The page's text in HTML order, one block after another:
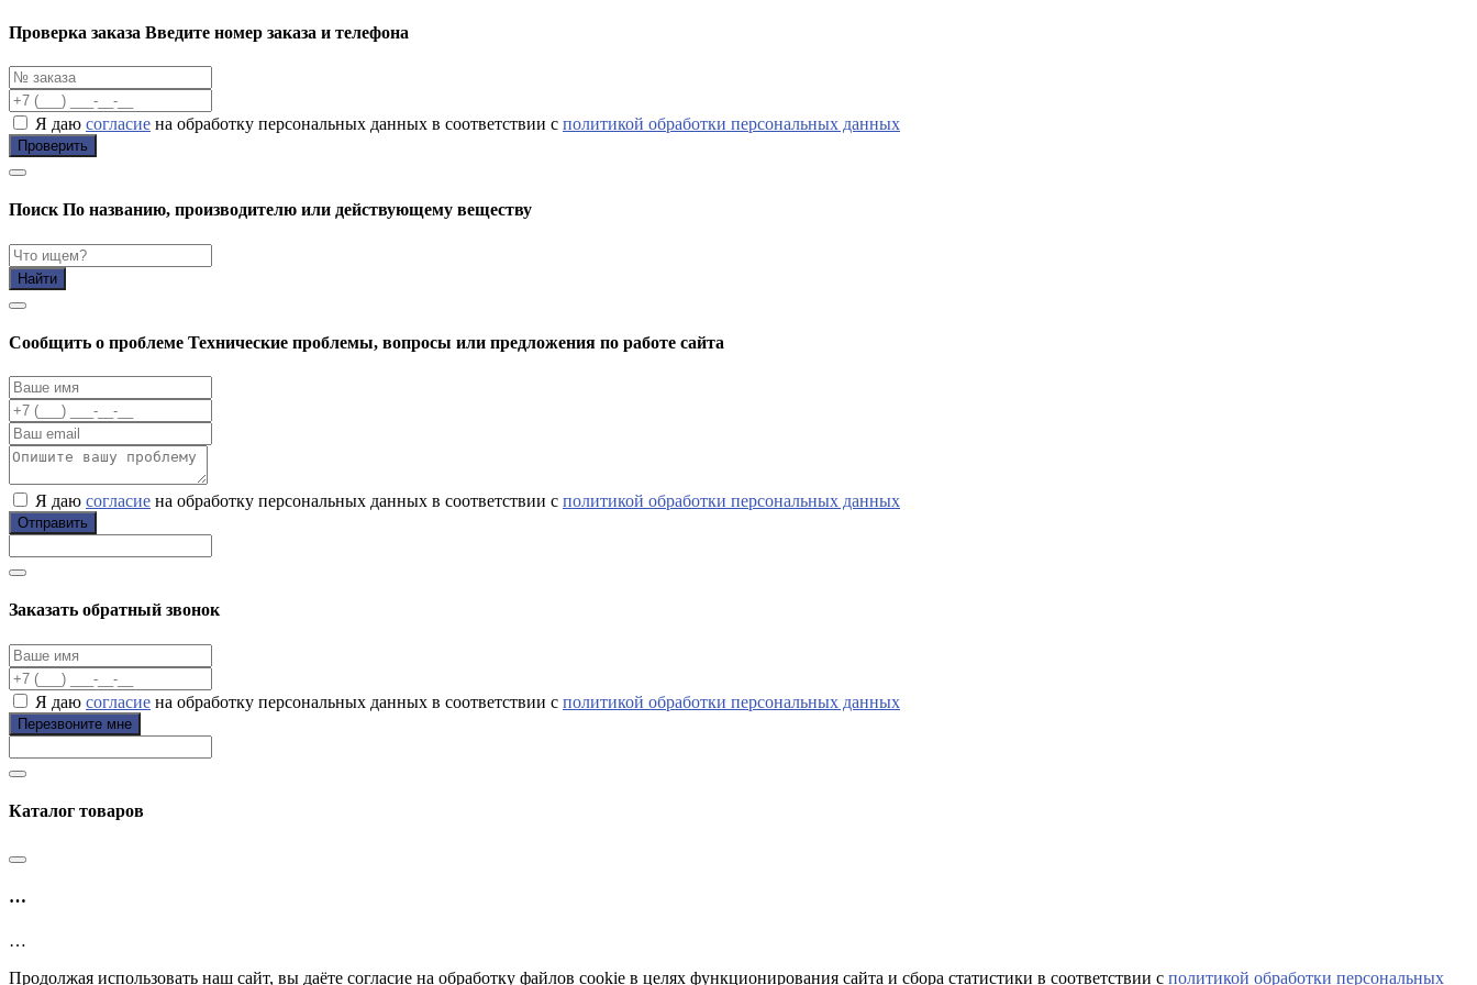
Проверка заказа Введите номер заказа и телефона
Я даю согласие на обработку персональных данных в соответствии с политикой обработки персональных данных
Проверить
Поиск По названию, производителю или действующему веществу
Найти
Cообщить о проблеме Технические проблемы, вопросы или предложения по работе сайта
Я даю согласие на обработку персональных данных в соответствии с политикой обработки персональных данных
Отправить
Заказать обратный звонок
Я даю согласие на обработку персональных данных в соответствии с политикой обработки персональных данных
Перезвоните мне
Каталог товаров
…
…
Продолжая использовать наш сайт, вы даёте согласие на обработку файлов cookie в целях функционирования сайта и сбора статистики в соответствии с политикой обработки персональных